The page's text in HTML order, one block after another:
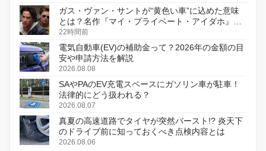
ガス・ヴァン・サントが“黄色い車”に込めた意味
とは？名作『マイ・プライベート・アイダホ』が
初のデジタルリマスター版で復活
22時間前
電気自動車(EV)の補助金って？2026年の金額の目
安や申請方法を解説
2026.08.08
SAやPAのEV充電スペースにガソリン車が駐車！
法律的にどう扱われる？
2026.08.07
真夏の高速道路でタイヤが突然バースト!? 炎天下
のドライブ前に知っておくべき点検内容とは
2026.08.06